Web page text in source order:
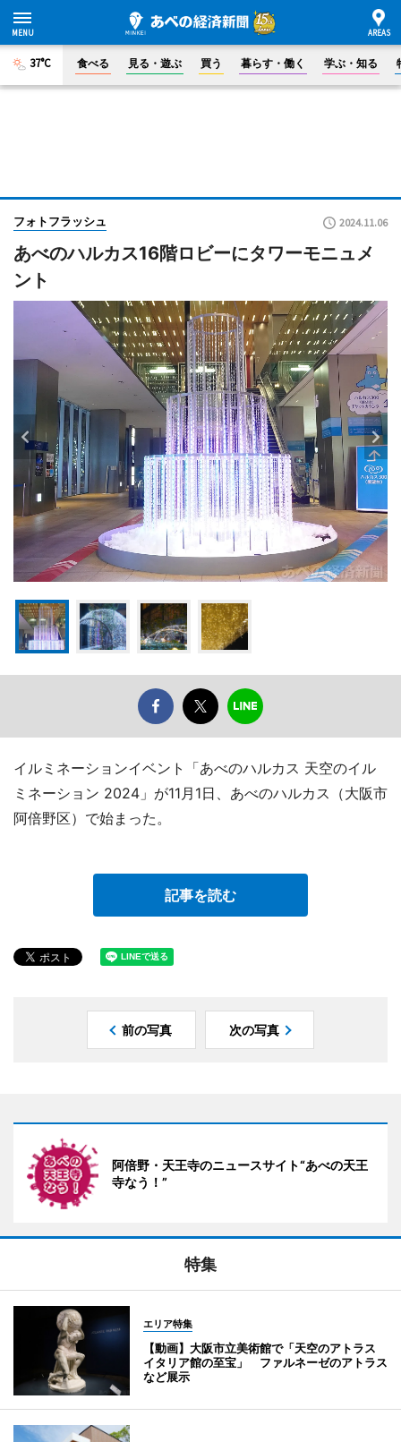
37°C 食べる 見る・遊ぶ 買う 暮らす・働く 学ぶ・知る
フォトフラッシュ 2024.11.06
あべのハルカス16階ロビーにタワーモニュメ
ント
イルミネーションイベント「あべのハルカス 天空のイル
ミネーション 2024」が11月1日、あべのハルカス（大阪市
阿倍野区）で始まった。
記事を読む
前の写真 次の写真
阿倍野・天王寺のニュースサイト“あべの天王
寺なう！”
特集
エリア特集
【動画】大阪市立美術館で「天空のアトラス
イタリア館の至宝」 ファルネーゼのアトラス
など展示